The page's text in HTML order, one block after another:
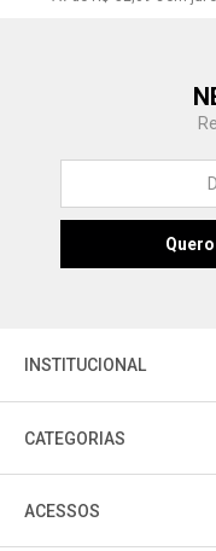
INSTITUCIONAL
CATEGORIAS
ACESSOS
Fu Fujisom